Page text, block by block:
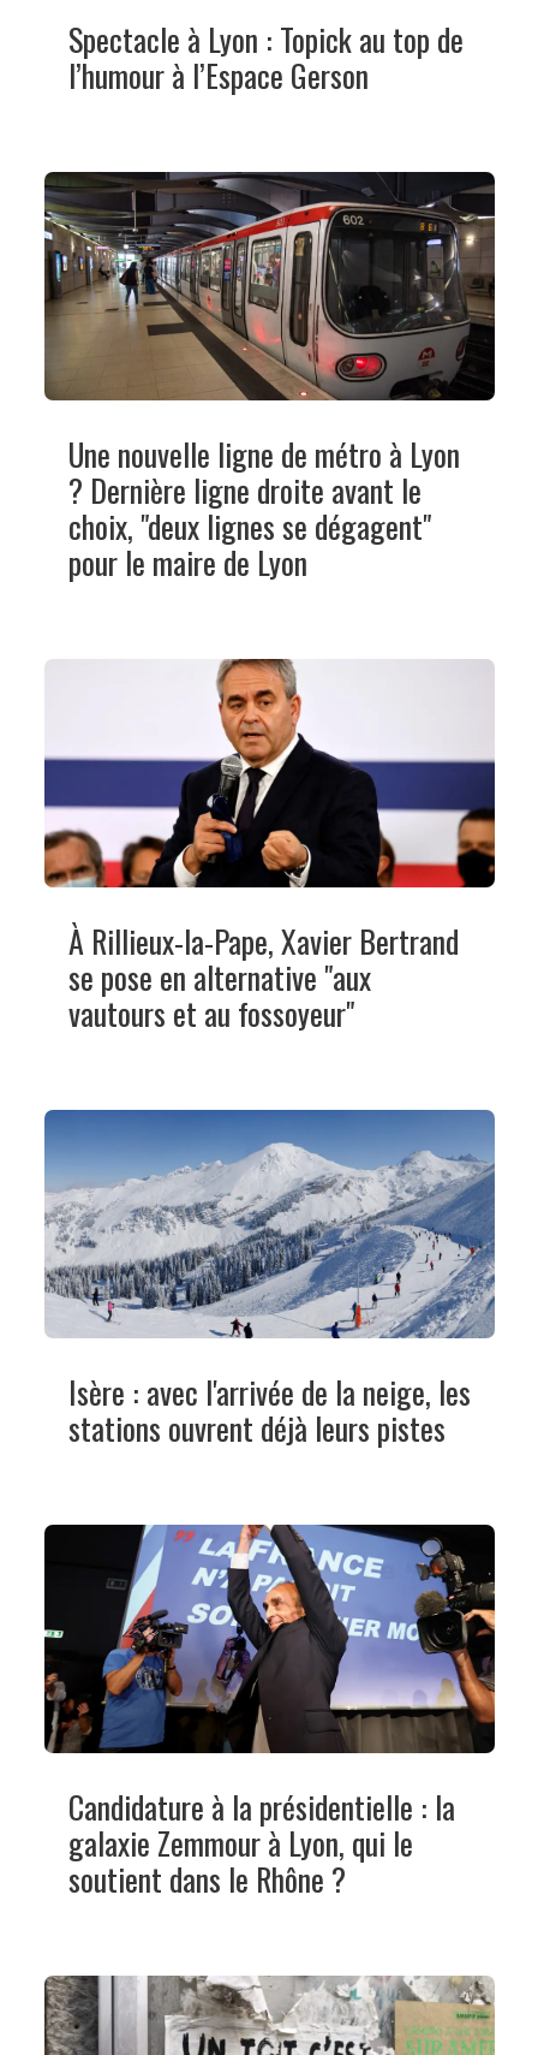
Spectacle à Lyon : Topick au top de
l’humour à l’Espace Gerson
Une nouvelle ligne de métro à Lyon
? Dernière ligne droite avant le
choix, "deux lignes se dégagent"
pour le maire de Lyon
À Rillieux-la-Pape, Xavier Bertrand
se pose en alternative "aux
vautours et au fossoyeur"
Isère : avec l'arrivée de la neige, les
stations ouvrent déjà leurs pistes
Candidature à la présidentielle : la
galaxie Zemmour à Lyon, qui le
soutient dans le Rhône ?